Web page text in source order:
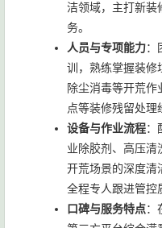
洁领域，主打新装
务。
人员与专项能力：
训，熟练掌握装修
除尘消毒等开荒
点等装修残留处理
设备与作业流程：
业除胶剂、高压清
开荒场景的深度清
全程专人跟进管控
口碑与服务特点：